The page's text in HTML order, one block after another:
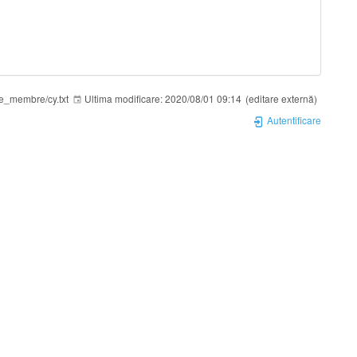
cy.txt Ultima modificare:2020/08/01 09:14 (editare externă)
Autentificare